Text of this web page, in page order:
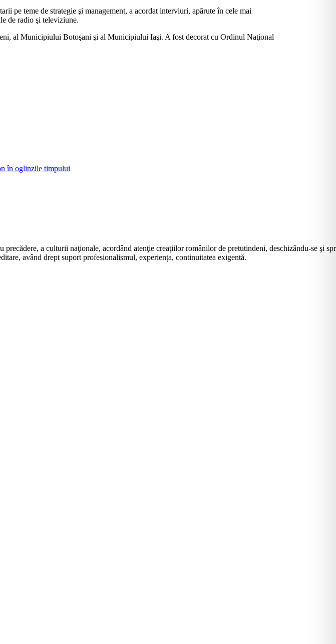
pe teme de strategie şi management, a acordat interviuri, apărute în cele mai
de radio şi televiziune.
al Municipiului Botoşani şi al Municipiului Iaşi. A fost decorat cu Ordinul Naţional
a culturii naţionale, acordând atenţie creaţiilor românilor de pretutindeni, deschizându-se şi
având drept suport profesionalismul, experiența, continuitatea exigentă.